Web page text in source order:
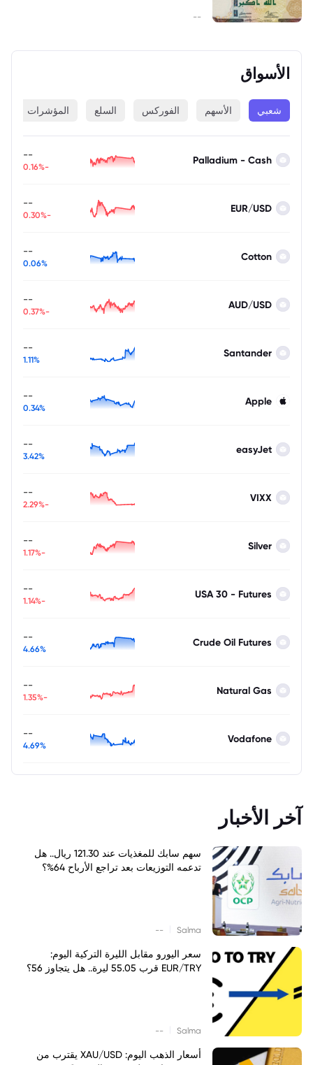
--
الأسواق
شعبي الأسهم الفوركس السلع المؤشرات
Palladium - Cash
--
-0.16%
EUR/USD
--
-0.30%
Cotton
--
0.06%
AUD/USD
--
-0.37%
Santander
--
1.11%
Apple
--
0.34%
easyJet
--
3.42%
VIXX
--
-2.29%
Silver
--
-1.17%
USA 30 - Futures
--
-1.14%
Crude Oil Futures
--
4.66%
Natural Gas
--
-1.35%
Vodafone
--
4.69%
آخر الأخبار
سهم سابك للمغذيات عند 121.30 ريال.. هل
تدعمه التوزيعات بعد تراجع الأرباح 64%؟
Salma
--
سعر اليورو مقابل الليرة التركية اليوم:
EUR/TRY قرب 55.05 ليرة.. هل يتجاوز 56؟
Salma
--
أسعار الذهب اليوم: XAU/USD يقترب من